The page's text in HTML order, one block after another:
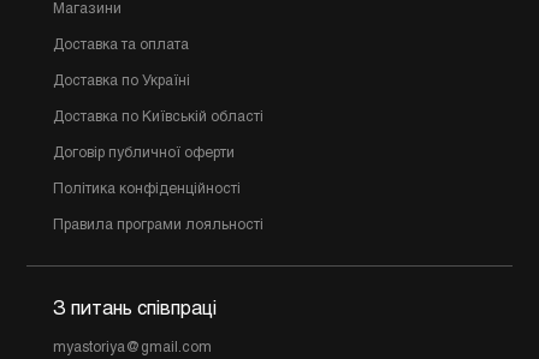
Магазини
Доставка та оплата
Доставка по Україні
Доставка по Київській області
Договір публичної оферти
Політика конфіденційності
Правила програми лояльності
З питань співпраці
myastoriya@gmail.com